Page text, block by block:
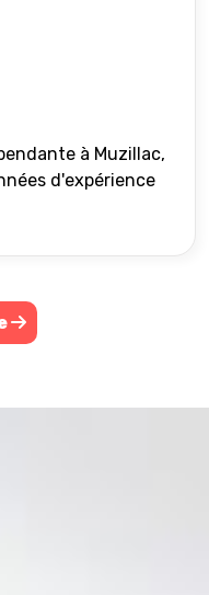
à Muzillac,
d'expérience